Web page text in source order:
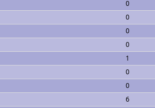
0
0
0
0
1
0
0
6